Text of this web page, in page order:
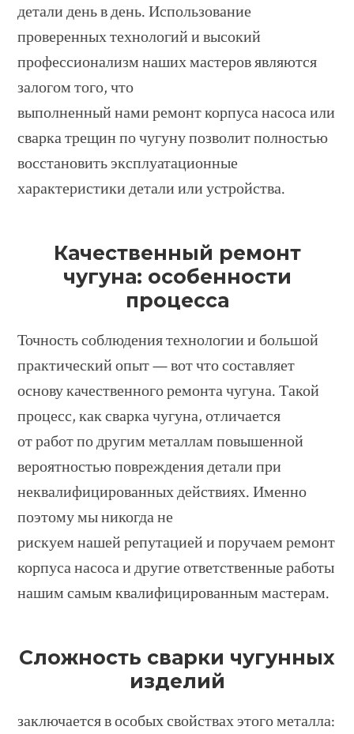
детали день в день. Использование
проверенных технологий и высокий
профессионализм наших мастеров являются
залогом того, что
выполненный нами ремонт корпуса насоса или
сварка трещин по чугуну позволит полностью
восстановить эксплуатационные
характеристики детали или устройства.
Качественный ремонт
чугуна: особенности
процесса
Точность соблюдения технологии и большой
практический опыт — вот что составляет
основу качественного ремонта чугуна. Такой
процесс, как сварка чугуна, отличается
от работ по другим металлам повышенной
вероятностью повреждения детали при
неквалифицированных действиях. Именно
поэтому мы никогда не
рискуем нашей репутацией и поручаем ремонт
корпуса насоса и другие ответственные работы
нашим самым квалифицированным мастерам.
Сложность сварки чугунных
изделий
заключается в особых свойствах этого металла: